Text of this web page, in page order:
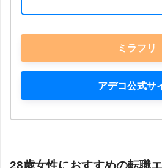
ミラフリ
アデコ公式サ
28歳女性におすすめの転職